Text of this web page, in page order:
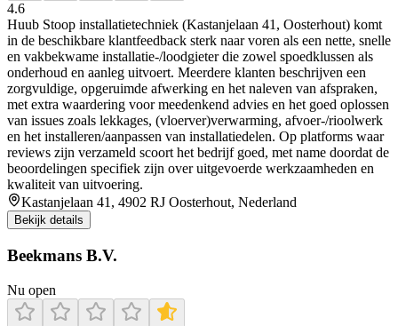
4.6
Huub Stoop installatietechniek (Kastanjelaan 41, Oosterhout) komt
in de beschikbare klantfeedback sterk naar voren als een nette, snelle
en vakbekwame installatie-/loodgieter die zowel spoedklussen als
onderhoud en aanleg uitvoert. Meerdere klanten beschrijven een
zorgvuldige, opgeruimde afwerking en het naleven van afspraken,
met extra waardering voor meedenkend advies en het goed oplossen
van issues zoals lekkages, (vloerver)verwarming, afvoer-/rioolwerk
en het installeren/aanpassen van installatiedelen. Op platforms waar
reviews zijn verzameld scoort het bedrijf goed, met name doordat de
beoordelingen specifiek zijn over uitgevoerde werkzaamheden en
kwaliteit van uitvoering.
Kastanjelaan 41, 4902 RJ Oosterhout, Nederland
Bekijk details
Beekmans B.V.
Nu open